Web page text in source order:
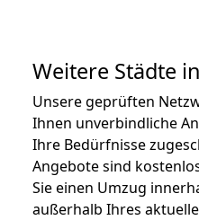
Weitere Städte
Unsere geprüften
Ihnen unverbindliche
Ihre Bedürfnisse
Angebote sind
Sie einen Umzug
außerhalb Ihres